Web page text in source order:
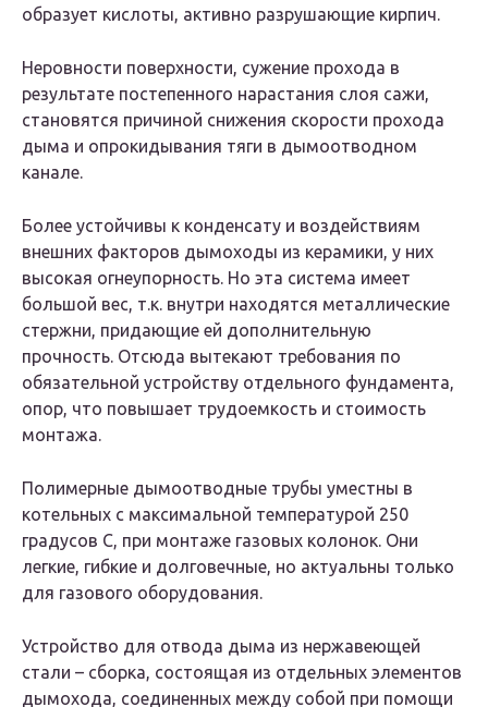
образует кислоты, активно разрушающие кирпич.
Неровности поверхности, сужение прохода в
результате постепенного нарастания слоя сажи,
становятся причиной снижения скорости прохода
дыма и опрокидывания тяги в дымоотводном
канале.
Более устойчивы к конденсату и воздействиям
внешних факторов дымоходы из керамики, у них
высокая огнеупорность. Но эта система имеет
большой вес, т.к. внутри находятся металлические
стержни, придающие ей дополнительную
прочность. Отсюда вытекают требования по
обязательной устройству отдельного фундамента,
опор, что повышает трудоемкость и стоимость
монтажа.
Полимерные дымоотводные трубы уместны в
котельных с максимальной температурой 250
градусов С, при монтаже газовых колонок. Они
легкие, гибкие и долговечные, но актуальны только
для газового оборудования.
Устройство для отвода дыма из нержавеющей
стали – сборка, состоящая из отдельных элементов
дымохода, соединенных между собой при помощи